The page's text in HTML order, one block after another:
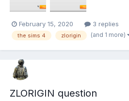
February 15, 2020 3 replies
the sims 4 zlorigin (and 1 more)
ZLORIGIN question